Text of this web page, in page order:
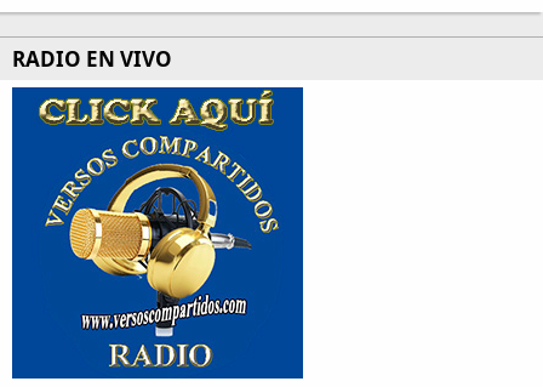
RADIO EN VIVO